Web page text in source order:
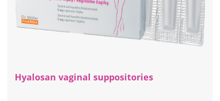
Hyalosan vaginal suppositories